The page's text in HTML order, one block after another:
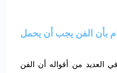
بأن الفن يجب أن يحمل
العديد من أقواله أن الفن